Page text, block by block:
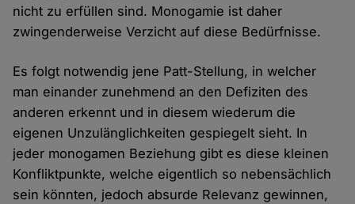
nicht zu erfüllen sind. Monogamie ist daher
zwingenderweise Verzicht auf diese Bedürfnisse.
Es folgt notwendig jene Patt-Stellung, in welcher
man einander zunehmend an den Defiziten des
anderen erkennt und in diesem wiederum die
eigenen Unzulänglichkeiten gespiegelt sieht. In
jeder monogamen Beziehung gibt es diese kleinen
Konfliktpunkte, welche eigentlich so nebensächlich
sein könnten, jedoch absurde Relevanz gewinnen,